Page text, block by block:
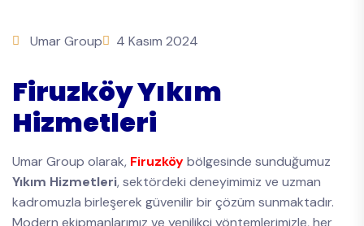
Umar Group 4 Kasım 2024
Firuzköy Yıkım
Hizmetleri
Umar Group olarak, Firuzköybölgesinde sunduğumuz
Yıkım Hizmetleri, sektördeki deneyimimiz ve uzman
kadromuzla birleşerek güvenilir bir çözüm sunmaktadır.
Modern ekipmanlarımız ve yenilikçi yöntemlerimizle, her